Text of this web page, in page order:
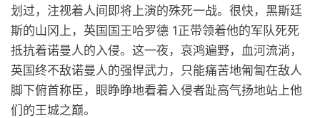
划过，注视着人间即将上演的殊死一战。很快，黑斯廷
斯的山冈上，英国国王哈罗德 1正带领着他的军队死死
抵抗着诺曼人的入侵。这一夜，哀鸿遍野，血河流淌，
英国终不敌诺曼人的强悍武力，只能痛苦地匍匐在敌人
脚下俯首称臣，眼睁睁地看着入侵者趾高气扬地站上他
们的王城之巅。